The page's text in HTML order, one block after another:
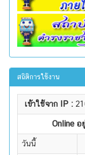
สถิติการใช้งาน
เข้าใช้จาก IP :
Online อ
วันนี้